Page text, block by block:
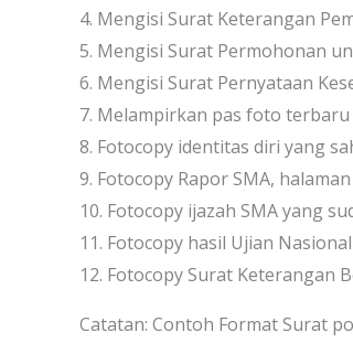
4. Mengisi Surat Keterangan
5. Mengisi Surat Permohonan
6. Mengisi Surat Pernyataan
7. Melampirkan pas foto
8. Fotocopy identitas diri yang
9. Fotocopy Rapor SMA,
10. Fotocopy ijazah SMA yang
11. Fotocopy hasil Ujian
12. Fotocopy Surat Keterangan
Catatan: Contoh Format Surat